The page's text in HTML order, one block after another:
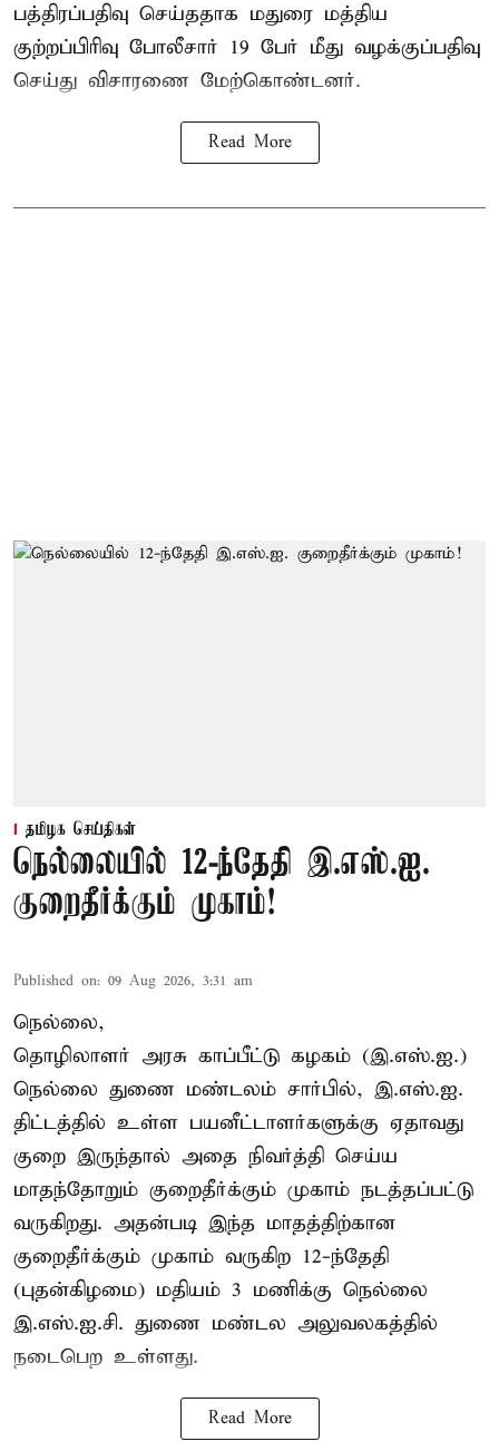
பத்திரப்பதிவு செய்ததாக மதுரை மத்திய
குற்றப்பிரிவு போலீசார் 19 பேர் மீது வழக்குப்பதிவு
செய்து விசாரணை மேற்கொண்டனர்.
Read More
தமிழக செய்திகள்
நெல்லையில் 12-ந்தேதி இ.எஸ்.ஐ.
குறைதீர்க்கும் முகாம்!
Published on: 09 Aug 2026, 3:31 am
நெல்லை,
தொழிலாளர் அரசு காப்பீட்டு கழகம் (இ.எஸ்.ஐ.)
நெல்லை துணை மண்டலம் சார்பில், இ.எஸ்.ஐ.
திட்டத்தில் உள்ள பயனீட்டாளர்களுக்கு ஏதாவது
குறை இருந்தால் அதை நிவர்த்தி செய்ய
மாதந்தோறும் குறைதீர்க்கும் முகாம் நடத்தப்பட்டு
வருகிறது. அதன்படி இந்த மாதத்திற்கான
குறைதீர்க்கும் முகாம் வருகிற 12-ந்தேதி
(புதன்கிழமை) மதியம் 3 மணிக்கு நெல்லை
இ.எஸ்.ஐ.சி. துணை மண்டல அலுவலகத்தில்
நடைபெற உள்ளது.
Read More